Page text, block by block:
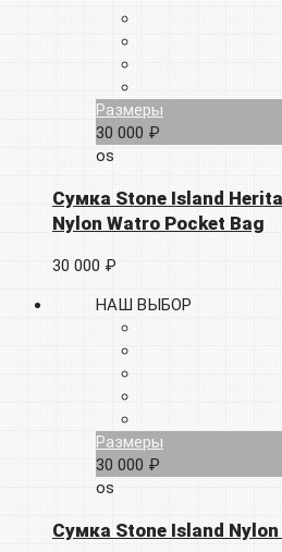
Размеры
30 000 ₽
os
Сумка Stone Island
Nylon Watro Pocket Bag
30 000 ₽
НАШ ВЫБОР
Размеры
30 000 ₽
os
Сумка Stone Island